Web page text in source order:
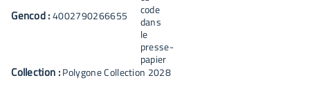
Gencod :4002790266655
Collection :Polygone Collection 2028